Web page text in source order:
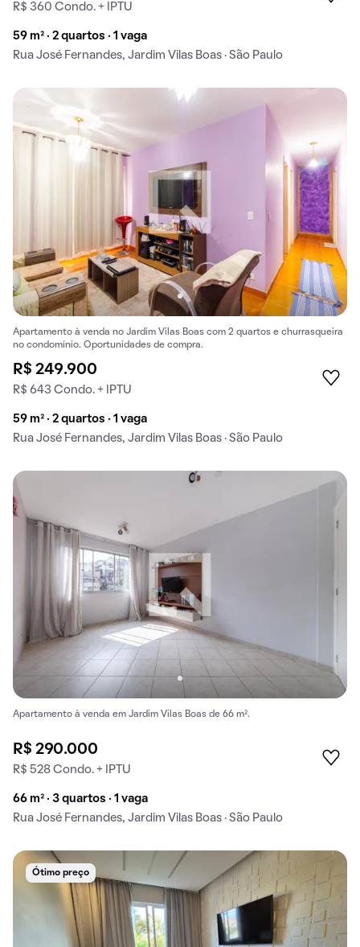
R$ 360 Condo. + IPTU
59 m² · 2 quartos · 1 vaga
Rua José Fernandes, Jardim Vilas Boas · São Paulo
Apartamento à venda no Jardim Vilas Boas com 2 quartos e churrasqueira
no condomínio. Oportunidades de compra.
R$ 249.900
R$ 643 Condo. + IPTU
59 m² · 2 quartos · 1 vaga
Rua José Fernandes, Jardim Vilas Boas · São Paulo
Apartamento à venda em Jardim Vilas Boas de 66 m².
R$ 290.000
R$ 528 Condo. + IPTU
66 m² · 3 quartos · 1 vaga
Rua José Fernandes, Jardim Vilas Boas · São Paulo
Ótimo preço